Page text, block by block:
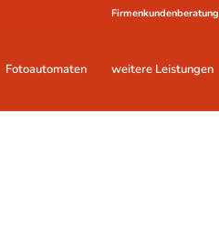
Firmenkundenberatung
Fotoautomaten weitere Leistungen